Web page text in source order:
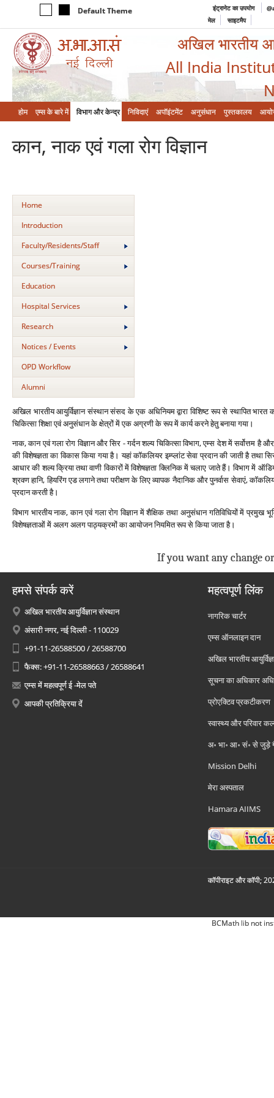
Default Theme इंट्रानेट का उपयोग
मेल
साइटमैप
अखिल भारतीय
All India
होम एम्‍स के बारे में विभाग और केन्‍द्र निविदाएं अपॉइंटमेंट अनुसंधान पुस्तकालय
कान, नाक एवं गला रोग विज्ञान
Home
Introduction
Faculty/Residents/Staff
Courses/Training
Education
Hospital Services
Research
Notices / Events
OPD Workflow
Alumni
अखिल भारतीय आयुर्विज्ञान संस्‍थान संसद के एक अधिनियम द्वारा विशिष्‍ट रूप से स्‍थापित
चिकित्‍सा शिक्षा एवं अनुसंधान के क्षेत्रों में एक अग्रणी के रूप में कार्य करने हेतु बनाया गया।
नाक, कान एवं गला रोग विज्ञान और सिर - गर्दन शल्‍य चिकित्‍सा विभाग, एम्‍स देश में सर्वोत्तम है
की विशेषज्ञता का विकास किया गया है। यहां कॉकलियर इम्‍प्‍लांट सेवा प्रदान की जाती है तथा
आधार की शल्‍य क्रिया तथा वाणी विकारों में विशेषज्ञता क्लिनिक में चलाए जाते हैं। विभाग में
श्रवण हानि, हियरिंग एड लगाने तथा परीक्षण के लिए व्‍यापक नैदानिक और पुनर्वास सेवाएं,
प्रदान करती है।
विभाग भारतीय नाक, कान एवं गला रोग विज्ञान में शैक्षिक तथा अनुसंधान गतिविधियों में प्रमुख
विशेषज्ञताओं में अलग अलग पाठ्यक्रमों का आयोजन नियमित रूप से किया जाता है।
If you want any change
हमसे संपर्क करें
अखिल भारतीय आयुर्विज्ञान संस्थान
अंसारी नगर, नई दिल्ली - 110029
+91-11-26588500 / 26588700
फैक्स: +91-11-26588663 / 26588641
एम्स में महत्वपूर्ण ई -मेल पते
आपकी प्रतिक्रिया दें
महत्वपूर्ण लिंक
नागरिक चार्टर
एम्स ऑनलाइन दान
अखिल भारतीय
सूचना का अधिकार
प्रोएक्टिव प्रकटीकरण
स्वास्थ्य और परिवार
अ॰ भा॰ आ॰ सं॰ से जुड़े
Mission Delhi
मेरा अस्पताल
Hamara AIIMS
कॉपीराइट और कॉपी;
BCMath lib not